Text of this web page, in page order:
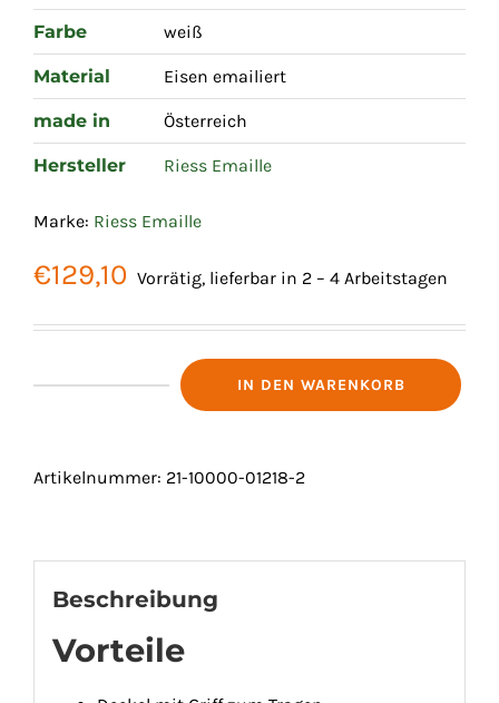
Farbe weiß
Material Eisen emailiert
made in Österreich
Hersteller Riess Emaille
Marke: Riess Emaille
€129,10 Vorrätig, lieferbar in 2 – 4 Arbeitstagen
ESSENSTRÄGER
IN DEN WARENKORB
Artikelnummer: 21-10000-01218-2
Beschreibung
Vorteile